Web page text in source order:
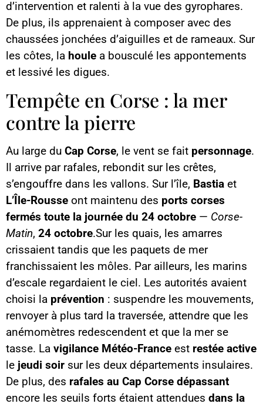
d’intervention et ralenti à la vue des gyrophares.
De plus, ils apprenaient à composer avec des
chaussées jonchées d’aiguilles et de rameaux. Sur
les côtes, la houle a bousculé les appontements
et lessivé les digues.
Tempête en Corse : la mer
contre la pierre
Au large du Cap Corse, le vent se fait personnage.
Il arrive par rafales, rebondit sur les crêtes,
s’engouffre dans les vallons. Sur l’île, Bastia et
L’Île-Rousse ont maintenu des ports corses
fermés toute la journée du 24 octobre — Corse-
Matin, 24 octobre.Sur les quais, les amarres
crissaient tandis que les paquets de mer
franchissaient les môles. Par ailleurs, les marins
d’escale regardaient le ciel. Les autorités avaient
choisi la prévention : suspendre les mouvements,
renvoyer à plus tard la traversée, attendre que les
anémomètres redescendent et que la mer se
tasse. La vigilance Météo-France est restée active
le jeudi soir sur les deux départements insulaires.
De plus, des rafales au Cap Corse dépassant
encore les seuils forts étaient attendues dans la